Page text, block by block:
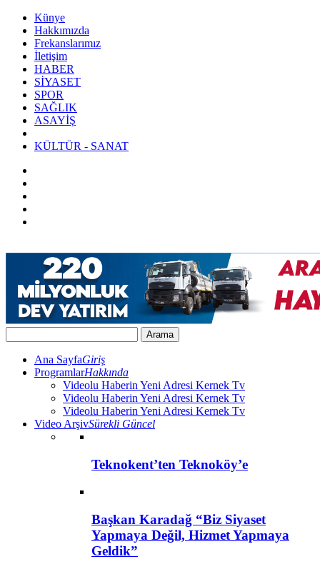
Künye
Hakkımızda
Frekanslarımız
İletişim
HABER
SİYASET
SPOR
SAĞLIK
ASAYİŞ
KÜLTÜR - SANAT
Ana SayfaGiriş
ProgramlarHakkında
Videolu Haberin Yeni Adresi Kernek Tv
Videolu Haberin Yeni Adresi Kernek Tv
Videolu Haberin Yeni Adresi Kernek Tv
Video ArşivSürekli Güncel
Teknokent’ten Teknoköy’e
Başkan Karadağ “Biz Siyaset
Yapmaya Değil, Hizmet Yapmaya
Geldik”